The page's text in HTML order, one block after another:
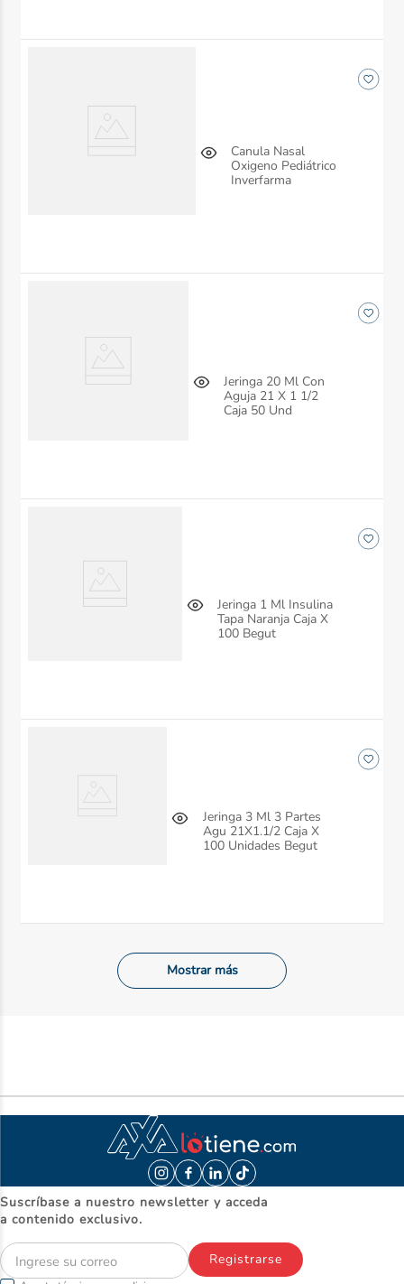
Canula Nasal
Oxigeno Pediátrico
Inverfarma
Jeringa 20 Ml Con
Aguja 21 X 1 1/2
Caja 50 Und
Jeringa 1 Ml Insulina
Tapa Naranja Caja X
100 Begut
Jeringa 3 Ml 3 Partes
Agu 21X1.1/2 Caja X
100 Unidades Begut
Mostrar más
Suscríbase a nuestro newsletter y acceda
a contenido exclusivo.
Registrarse